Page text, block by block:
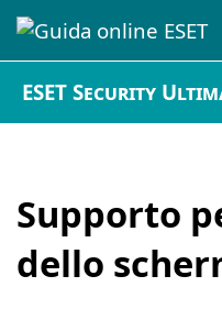
ESET Security
Supporto
dello